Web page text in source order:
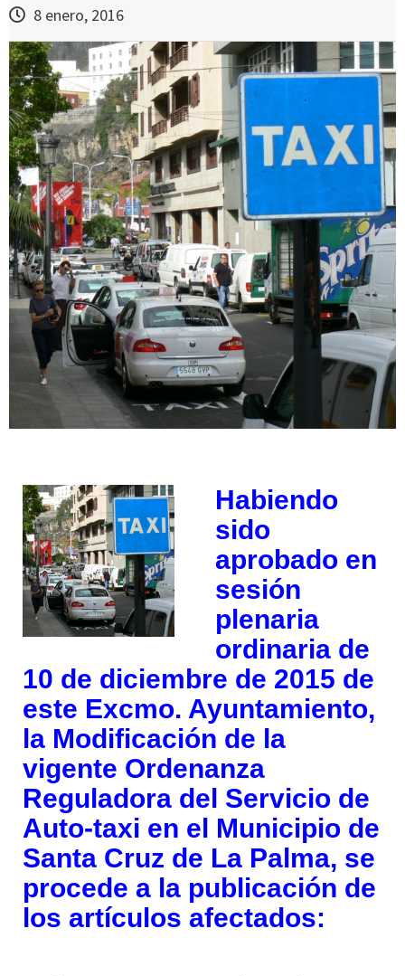
8 enero, 2016
Habiendo
sido
aprobado en
sesión
plenaria
ordinaria de
10 de diciembre de 2015 de
este Excmo. Ayuntamiento,
la Modificación de la
vigente Ordenanza
Reguladora del Servicio de
Auto-taxi en el Municipio de
Santa Cruz de La Palma, se
procede a la publicación de
los artículos afectados: